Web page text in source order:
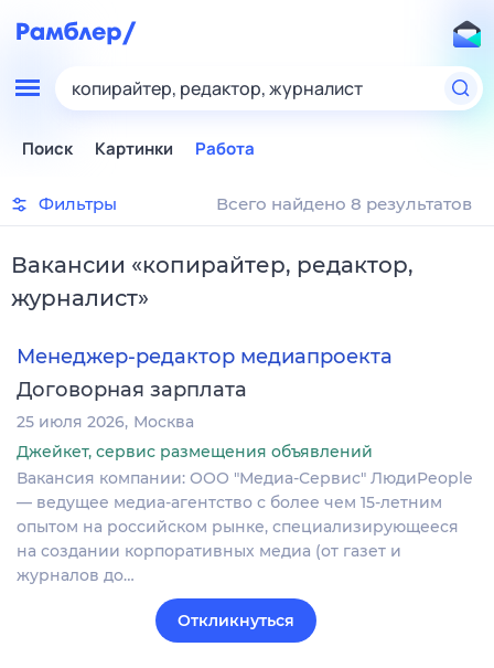
копирайтер, редактор, журналист
Поиск Картинки Работа
Фильтры Всего найдено 8 результатов
Вакансии «копирайтер, редактор,
журналист»
Менеджер-редактор медиапроекта
Договорная зарплата
25 июля 2026 Москва
Джейкет, сервис размещения объявлений
Вакансия компании: ООО "Медиа-Сервис" ЛюдиPeople
— ведущее медиа-агентство с более чем 15-летним
опытом на российском рынке, специализирующееся
на создании корпоративных медиа (от газет и
журналов до…
Откликнуться